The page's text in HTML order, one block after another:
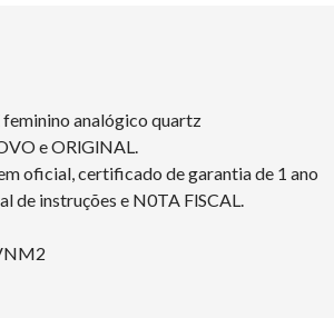
analógico quartz
e ORlGlNAL.
oficial, certificado de garantia de 1 ano
de instruções e N0TA FlSCAL.